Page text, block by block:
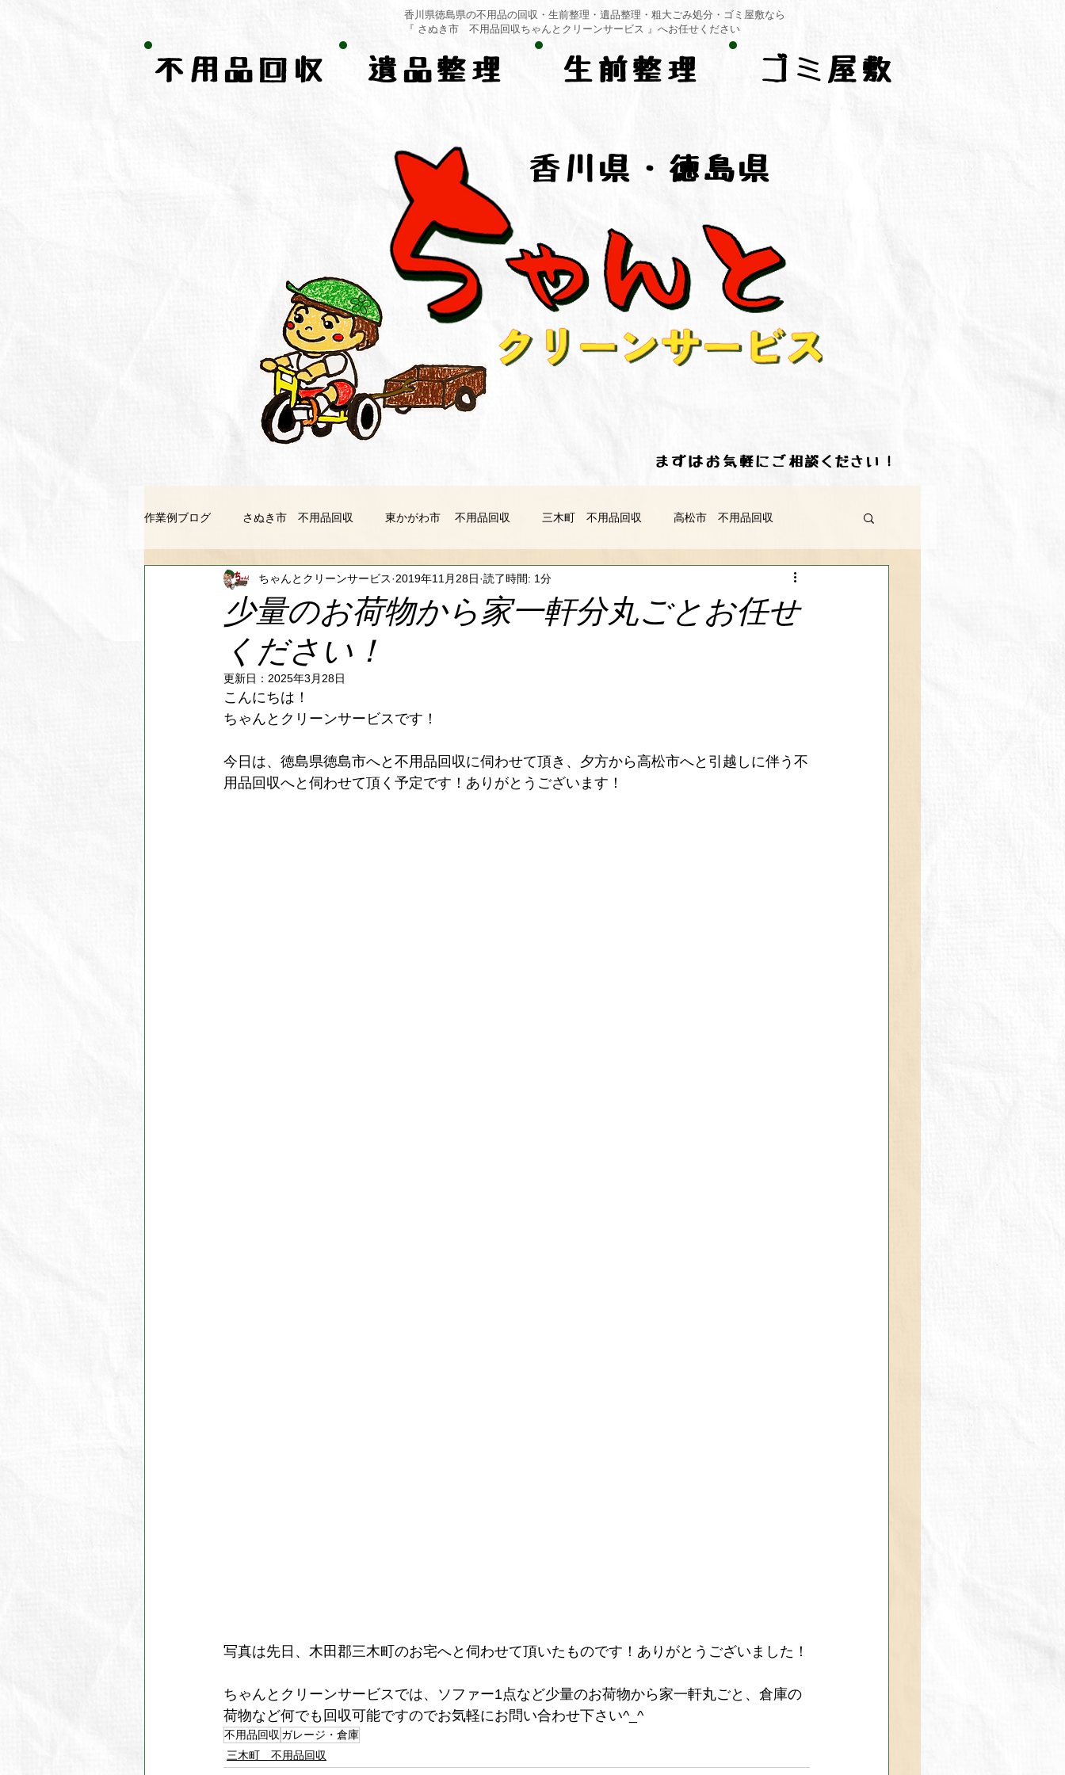
不用品回収
香川県徳島県の不用品の回収・生前整理・遺品整理・粗大ごみ処分・ゴミ屋敷なら
​『 さぬき市 不用品回収ちゃんとクリーンサービス 』へお任せください
遺品整理 ゴミ屋敷
生前整理
香川県・徳島県
​​まずはお気軽にご相談ください！
作業例ブログ さぬき市 不用品回収 東かがわ市 不用品回収 三木町 不用品回収 高松市 不用品回収
善通寺市 不用品回収 坂出市 不用品回収 丸亀市 不用品回収 三豊市 不用品回収
徳島市 不用品回収 美馬市 不用品回収
東みよし町 不用品回収
少量のお荷物から家一軒分丸ごとお任せ
ください！
ちゃんとクリーンサービス 2019年11月28日 読了時間: 1分
更新日： 2025年3月28日
こんにちは！
ちゃんとクリーンサービスです！
今日は、徳島県徳島市へと不用品回収に伺わせて頂き、夕方から高松市へと引越しに伴う不
用品回収へと伺わせて頂く予定です！ありがとうございます！
写真は先日、木田郡三木町のお宅へと伺わせて頂いたものです！ありがとうございました！
ちゃんとクリーンサービスでは、ソファー1点など少量のお荷物から家一軒丸ごと、倉庫の
荷物など何でも回収可能ですのでお気軽にお問い合わせ下さい^_^
不用品回収 ガレージ・倉庫
三木町 不用品回収